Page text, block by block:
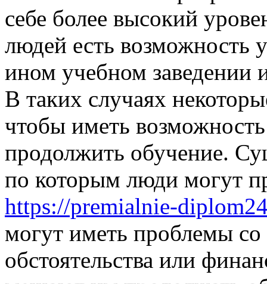
себе более высокий
людей есть возможность
ином учебном заведении
В таких случаях
чтобы иметь
продолжить обучение.
по которым люди могут
https://premialnie-
могут иметь проблемы
обстоятельства или